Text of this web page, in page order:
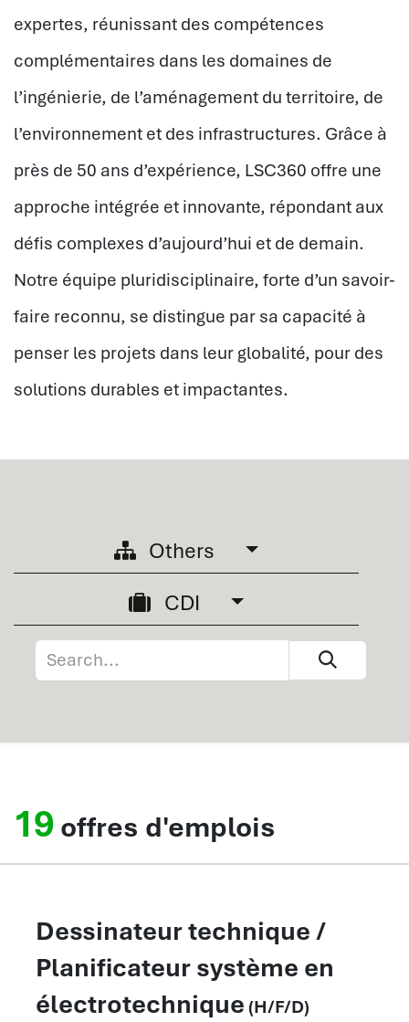
expertes, réunissant des compétences
complémentaires dans les domaines de
l’ingénierie, de l’aménagement du territoire, de
l’environnement et des infrastructures. Grâce à
près de 50 ans d’expérience, LSC360 offre une
approche intégrée et innovante, répondant aux
défis complexes d’aujourd’hui et de demain.
Notre équipe pluridisciplinaire, forte d’un savoir-
faire reconnu, se distingue par sa capacité à
penser les projets dans leur globalité, pour des
solutions durables et impactantes.
Others
CDI
19 offres d'emplois
Dessinateur technique /
Planificateur système en
électrotechnique (H/F/D)